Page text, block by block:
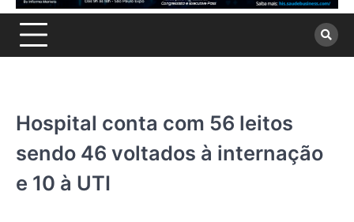
Hospital conta com 56 leitos
sendo 46 voltados à internação
e 10 à UTI